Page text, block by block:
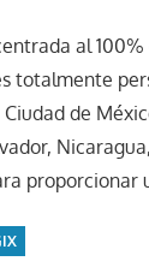
al
totalmente
de
proporcionar